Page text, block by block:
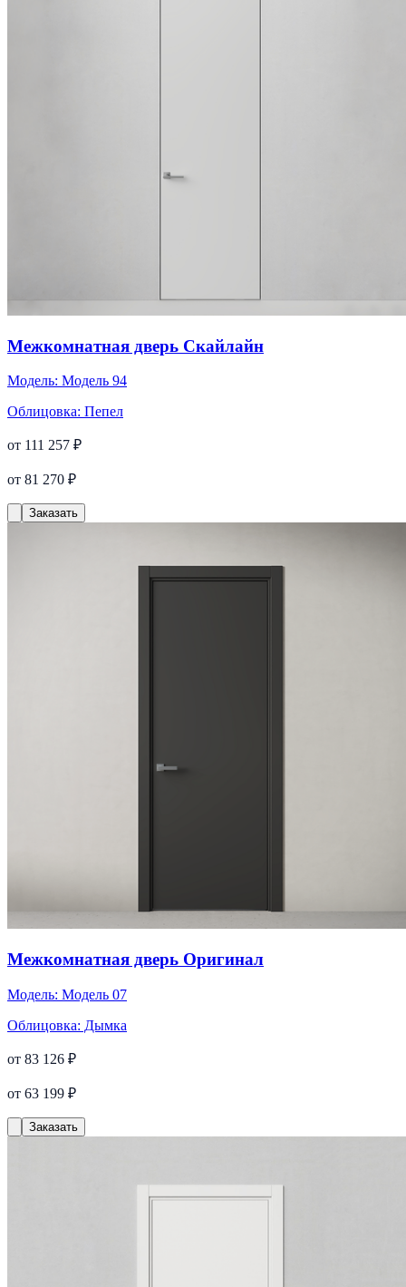
Межкомнатная дверь Скайлайн
Модель: Модель 94
Облицовка: Пепел
от 111 257 ₽
от 81 270 ₽
Заказать
Межкомнатная дверь Оригинал
Модель: Модель 07
Облицовка: Дымка
от 83 126 ₽
от 63 199 ₽
Заказать